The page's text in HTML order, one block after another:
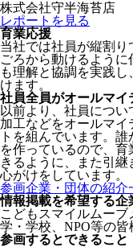
株式会社守半海苔店
レポートを見る
育業応援
当社では社員が縦割り
ごろから動けるよう
も理解と協調を実践
けます。
社員全員がオールマイ
以前より、社員につ
加工などをオールマ
トを組んでいます。
を作っているので、
きるように、また引継
心がけをしています。
参画企業・団体の紹介
情報掲載を希望する企
こどもスマイルムー
学・学校、NPO等の皆
参画するとできること